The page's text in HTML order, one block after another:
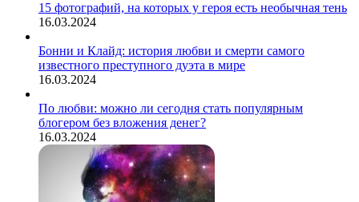
15 фотографий, на которых у героя есть необычная тень
16.03.2024
Бонни и Клайд: история любви и смерти самого
известного преступного дуэта в мире
16.03.2024
По любви: можно ли сегодня стать популярным
блогером без вложения денег?
16.03.2024